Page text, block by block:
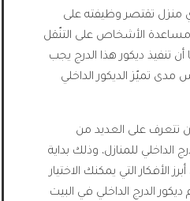
منزل تقتصر وظيفته على
الأشخاص على التنّقل
تنفيذ ديكور هذا الدرج يجب
تميّز الديكور الداخلي
على العديد من
الداخلي للمنازل، وذلك بداية
الأفكار التي يمكنك الاختيار
الدرج الداخلي في البيت